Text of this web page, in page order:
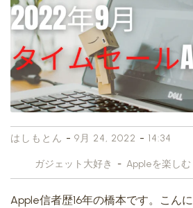
はしもとん - 9月 24, 2022 - 14:34
ガジェット大好き - Appleを楽しむ
Apple信者歴16年の橋本です。こんに